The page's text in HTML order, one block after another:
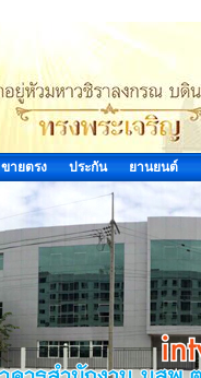
ขายตรง ประกัน ยานยนต์